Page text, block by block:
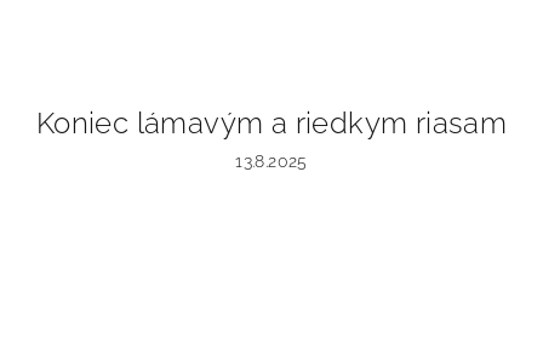
Koniec lámavým a riedkym riasam
13.8.2025